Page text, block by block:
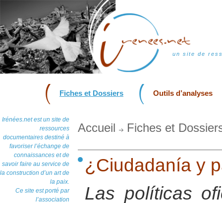
un site de
Fiches et Dossiers Outils d’analyses
Irénées.net est un site de
ressources
documentaires destiné à
favoriser l’échange de
connaissances et de
savoir faire au service de
la construction d’un art de
la paix.
Ce site est porté par
l’association
Accueil Fiches et
¿Ciudadanía y
Las políticas